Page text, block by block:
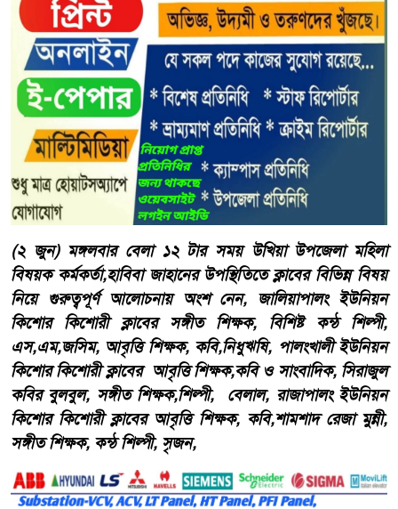
(২ জুন) মঙ্গলবার বেলা ১২ টার সময় উখিয়া উপজেলা মহিলা
বিষয়ক কর্মকর্তা,হাবিবা জাহানের উপস্থিতিতে ক্লাবের বিভিন্ন বিষয়
নিয়ে গুরুত্বপূর্ণ আলোচনায় অংশ নেন, জালিয়াপালং ইউনিয়ন
কিশোর কিশোরী ক্লাবের সঙ্গীত শিক্ষক, বিশিষ্ট কন্ঠ শিল্পী,
এস,এম,জসিম, আবৃত্তি শিক্ষক, কবি,নিধুঋষি, পালংখালী ইউনিয়ন
কিশোর কিশোরী ক্লাবের আবৃত্তি শিক্ষক,কবি ও সাংবাদিক, সিরাজুল
কবির বুলবুল, সঙ্গীত শিক্ষক,শিল্পী, বেলাল, রাজাপালং ইউনিয়ন
কিশোর কিশোরী ক্লাবের আবৃত্তি শিক্ষক, কবি,শামশাদ রেজা মুন্নী,
সঙ্গীত শিক্ষক, কন্ঠ শিল্পী, সৃজন,